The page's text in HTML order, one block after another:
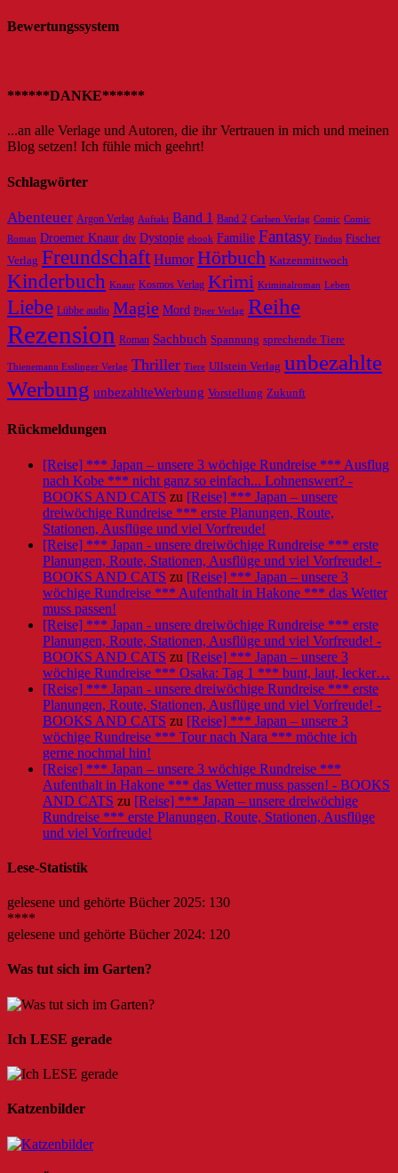
Bewertungssystem
******DANKE******
...an alle Verlage und Autoren, die ihr Vertrauen in mich und meinen
Blog setzen! Ich fühle mich geehrt!
Schlagwörter
Abenteuer Argon Verlag Auftakt Band 1 Band 2 Carlsen Verlag Comic Comic
Roman Droemer Knaur dtv Dystopie ebook Familie Fantasy Findus Fischer
Verlag Freundschaft Humor Hörbuch Katzenmittwoch
Kinderbuch Knaur Kosmos Verlag Krimi Kriminalroman Leben
Liebe Lübbe audio Magie Mord Piper Verlag Reihe
Rezension Roman Sachbuch Spannung sprechende Tiere
Thienemann Esslinger Verlag Thriller Tiere Ullstein Verlag unbezahlte
Werbung unbezahlteWerbung Vorstellung Zukunft
Rückmeldungen
[Reise] *** Japan – unsere 3 wöchige Rundreise *** Ausflug
nach Kobe *** nicht ganz so einfach... Lohnenswert? -
BOOKS AND CATS zu [Reise] *** Japan – unsere
dreiwöchige Rundreise *** erste Planungen, Route,
Stationen, Ausflüge und viel Vorfreude!
[Reise] *** Japan - unsere dreiwöchige Rundreise *** erste
Planungen, Route, Stationen, Ausflüge und viel Vorfreude! -
BOOKS AND CATS zu [Reise] *** Japan – unsere 3
wöchige Rundreise *** Aufenthalt in Hakone *** das Wetter
muss passen!
[Reise] *** Japan - unsere dreiwöchige Rundreise *** erste
Planungen, Route, Stationen, Ausflüge und viel Vorfreude! -
BOOKS AND CATS zu [Reise] *** Japan – unsere 3
wöchige Rundreise *** Osaka: Tag 1 *** bunt, laut, lecker…
[Reise] *** Japan - unsere dreiwöchige Rundreise *** erste
Planungen, Route, Stationen, Ausflüge und viel Vorfreude! -
BOOKS AND CATS zu [Reise] *** Japan – unsere 3
wöchige Rundreise *** Tour nach Nara *** möchte ich
gerne nochmal hin!
[Reise] *** Japan – unsere 3 wöchige Rundreise ***
Aufenthalt in Hakone *** das Wetter muss passen! - BOOKS
AND CATS zu [Reise] *** Japan – unsere dreiwöchige
Rundreise *** erste Planungen, Route, Stationen, Ausflüge
und viel Vorfreude!
Lese-Statistik
gelesene und gehörte Bücher 2025: 130
****
gelesene und gehörte Bücher 2024: 120
Was tut sich im Garten?
Ich LESE gerade
Katzenbilder